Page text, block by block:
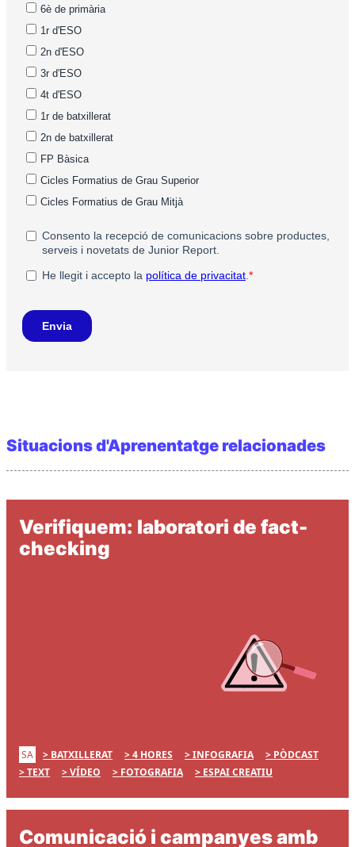
Situacions d'Aprenentatge relacionades
Verifiquem: laboratori de fact-
checking
SA BATXILLERAT 4 HORES INFOGRAFIA
PÒDCAST
TEXT
VÍDEO FOTOGRAFIA ESPAI CREATIU
Comunicació i campanyes amb